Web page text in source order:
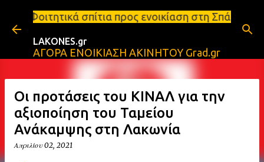
Μετάβαση στο κύριο περιεχόμενο
σπίτια προς ενοικίαση στη Σπάρτη
LAKONES.gr
ΑΓΟΡΑ ΕΝΟΙΚΙΑΣΗ ΑΚΙΝΗΤΟΥ Grad.gr
Οι προτάσεις του ΚΙΝΑΛ για την
αξιοποίηση του Ταμείου
Ανάκαμψης στη Λακωνία
Απριλίου 02, 2021